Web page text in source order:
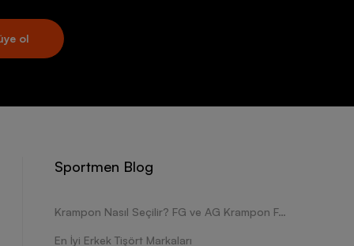
ol
Sportmen Blog
Krampon Nasıl Seçilir? FG ve AG Krampon Farkları Nelerdir?
En İyi Erkek Tişört Markaları